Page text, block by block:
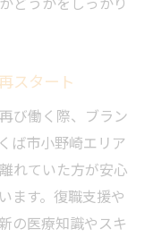
スタート
び働く際、ブラン
ば市小野崎エリア
れていた方が安心
ます。復職支援や
の医療知識やスキ